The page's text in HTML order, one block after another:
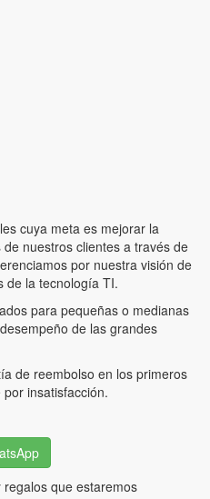
cuya meta es mejorar la
nuestros clientes a través de
por nuestra visión de
de la tecnología TI.
para pequeñas o medianas
de las grandes
de reembolso en los primeros
insatisfacción.
que estaremos